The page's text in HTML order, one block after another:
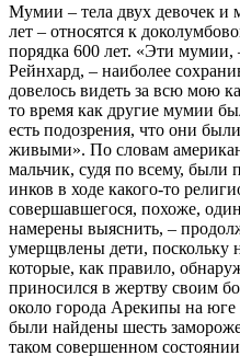
Мумии – тела двух девочек и
лет – относятся к
порядка 600 лет. «Эти мумии,
Рейнхард, – наиболее
довелось видеть за всю мою
то время как другие мумии
есть подозрения, что они
живыми». По словам
мальчик, судя по всему, были
инков в ходе какого-то
совершавшегося, похоже,
намерены выяснить, –
умерщвлены дети, поскольку
которые, как правило,
приносился в жертву своим
около города Арекипы на юге
были найдены шесть
таком совершенном